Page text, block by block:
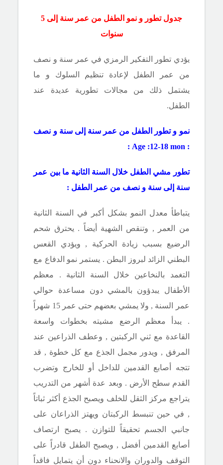
جدول تطور و نمو الطفل من عمر سنة إلى 5
سنوات
يؤدي تطور التفكير الرمزي في عمر سنة و نصف
من عمر الطفل لإعادة تنظيم السلوك و ما
يشتمل ذلك من مجالات تطورية عديدة عند
الطفل.
نمو و تطور الطفل من عمر سنة إلى سنة و نصف
:
Age :12-18 mon
:
تطور مشي الطفل خلال السنة الثانية ما بين عمر
سنة إلى سنة و نصف من عمر الطفل :
يتباطأ معدل النمو بشكل أكبر في السنة الثانية
من العمر , وتنقص الشهية أيضاً . يحترق شحم
الرضيع بسبب زيادة الحركية , ويؤدي القعس
البطني
الزائد لبروز البطن . يستمر نمو الدفاع مع
التغمد بالنخاعين خلال السنة الثانية . معظم
الأطفال يبدؤون بالمشي دون مساعدة حوالي
عمر السنة , ولا يمشي بعضهم حتى عمر 15 شهراً
. يبدأ معظم الرضع مشيته بخطوات واسعة
القاعدة مع ثني الركبتين , وعطف الذراعين عند
المرفق , ويدور مجمل الجذع مع كل خطوة , قد
تتجه أصابع القدمين للداخل أو للخارج وتضرب
القدم سطح الأرض . وبعد عدة أشهر من التدريب
يتراجع مركز الثقل للخلف ويصبح الجذع أكثر ثباتاً
, في حين تنبسط الركبتان ويهتز الذراعان على
جانبي الجسم تحقيقاً للتوازن . يصبح ارتصاف
أصابع القدمين أفضل , ويصبح الطفل قادراً على
التوقف والدوران والانحناء دون أن يتمايل فاقداً